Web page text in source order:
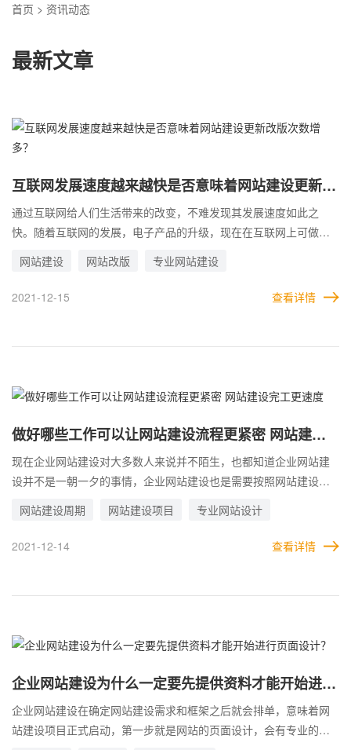
首页 > 资讯动态
最新文章
互联网发展速度越来越快是否意味着网站建设更新改
版次数增多？
通过互联网给人们生活带来的改变，不难发现其发展速度如此之
快。随着互联网的发展，电子产品的升级，现在在互联网上可做的
给用户展示浏览的作用，而后随着互联网的发展，电子产品的功能
进步，企业网站建设功能上也越来越多样话，不仅可以在线浏览，
联网发展速度越来越快是否意味着网站建设更新改版次数增多？
网站建设 网站改版 专业网站建设
2021-12-15 查看详情
做好哪些工作可以让网站建设流程更紧密 网站建设
完工更速度
现在企业网站建设对大多数人来说并不陌生，也都知道企业网站建
设并不是一朝一夕的事情，企业网站建设也是需要按照网站建设流
功能的实现，再到最终的验收上线，看似很简单的四大流程，其中
可能却有着各种各样的问题，任何一个问题如果没有得到好的解
超出预计建站周期时间，那么，做好哪些工作可以让网站建设流程
网站建设周期 网站建设项目 专业网站设计
2021-12-14 查看详情
企业网站建设为什么一定要先提供资料才能开始进行
页面设计？
企业网站建设在确定网站建设需求和框架之后就会排单，意味着网
站建设项目正式启动，第一步就是网站的页面设计，会有专业的网